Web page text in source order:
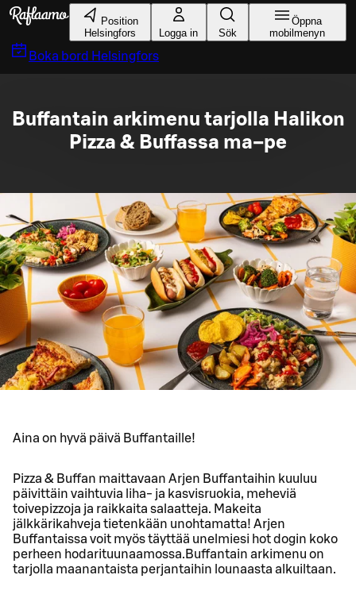
Gå till huvudinnehållet
Position
Helsingfors
Logga in Sök
Öppna
mobilmenyn
Boka bord Helsingfors
Buffantain arkimenu tarjolla Halikon
Pizza & Buffassa ma–pe
Aina on hyvä päivä Buffantaille!
Pizza & Buffan maittavaan Arjen Buffantaihin kuuluu
päivittäin vaihtuvia liha- ja kasvisruokia, meheviä
toivepizzoja ja raikkaita salaatteja. Makeita
jälkkärikahveja tietenkään unohtamatta! Arjen
Buffantaissa voit myös täyttää unelmiesi hot dogin koko
perheen hodarituunaamossa.Buffantain arkimenu on
tarjolla maanantaista perjantaihin lounaasta alkuiltaan.